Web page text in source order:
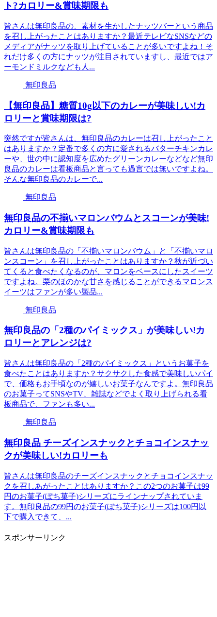
ト?カロリー&賞味期限も
皆さんは無印良品の、素材を生かしたナッツバーという商品
を召し上がったことはありますか？最近テレビなSNSなどの
メディアがナッツを取り上げていることが多いですよね！そ
れだけ多くの方にナッツが注目されていますし、最近ではア
ーモンドミルクなども人...
無印良品
【無印良品】糖質10g以下のカレーが美味しい!カ
ロリーと賞味期限は?
突然ですが皆さんは、無印良品のカレーは召し上がったこと
はありますか？定番で多くの方に愛されるバターチキンカレ
ーや、世の中に認知度を広めたグリーンカレーなどなど無印
良品のカレーは看板商品と言っても過言では無いですよね。
そんな無印良品のカレーで...
無印良品
無印良品の不揃いマロンバウムとスコーンが美味!
カロリー&賞味期限も
皆さんは無印良品の「不揃いマロンバウム」と「不揃いマロ
ンスコーン」を召し上がったことはありますか？秋が近づい
てくると食べたくなるのが、マロンをベースにしたスイーツ
ですよね。栗のほのかな甘さを感じることができるマロンス
イーツはファンが多い製品...
無印良品
無印良品の「2種のパイミックス」が美味しい!カ
ロリーとアレンジは?
皆さんは無印良品の「2種のパイミックス」というお菓子を
食べたことはありますか？サクサクした食感で美味しいパイ
で、価格もお手頃なのが嬉しいお菓子なんですよ。無印良品
のお菓子ってSNSやTV、雑誌などでよく取り上げられる看
板商品で、ファンも多い...
無印良品
無印良品 チーズインスナックとチョコインスナッ
クが美味しい!カロリーも
皆さんは無印良品のチーズインスナックとチョコインスナッ
クを召しあがったことはありますか？この2つのお菓子は99
円のお菓子(ぽち菓子)シリーズにラインナップされていま
す。無印良品の99円のお菓子(ぽち菓子)シリーズは100円以
下で購入できて、...
スポンサーリンク